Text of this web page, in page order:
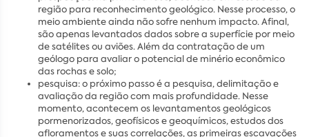
região para reconhecimento geológico. Nesse processo, o
meio ambiente ainda não sofre nenhum impacto. Afinal,
são apenas levantados dados sobre a superfície por meio
de satélites ou aviões. Além da contratação de um
geólogo para avaliar o potencial de minério econômico
das rochas e solo;
pesquisa: o próximo passo é a pesquisa, delimitação e
avaliação da região com mais profundidade. Nesse
momento, acontecem os levantamentos geológicos
pormenorizados, geofísicos e geoquímicos, estudos dos
afloramentos e suas correlações, as primeiras escavações